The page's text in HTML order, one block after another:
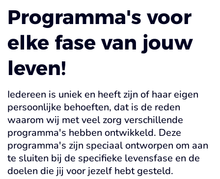
Programma's voor
elke fase van jouw
leven!
Iedereen is uniek en heeft zijn of haar eigen
persoonlijke behoeften, dat is de reden
waarom wij met veel zorg verschillende
programma's hebben ontwikkeld. Deze
programma's zijn speciaal ontworpen om aan
te sluiten bij de specifieke levensfase en de
doelen die jij voor jezelf hebt gesteld.